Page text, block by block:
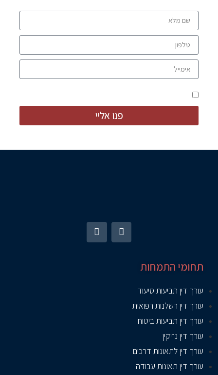
פנו אליי
תחומי התמחות
עורך דין תביעות סיעוד
עורך דין רשלנות רפואית
עורך דין תביעות ביטוח
עורך דין נזיקין
עורך דין לתאונות דרכים
עורך דין תאונות עבודה